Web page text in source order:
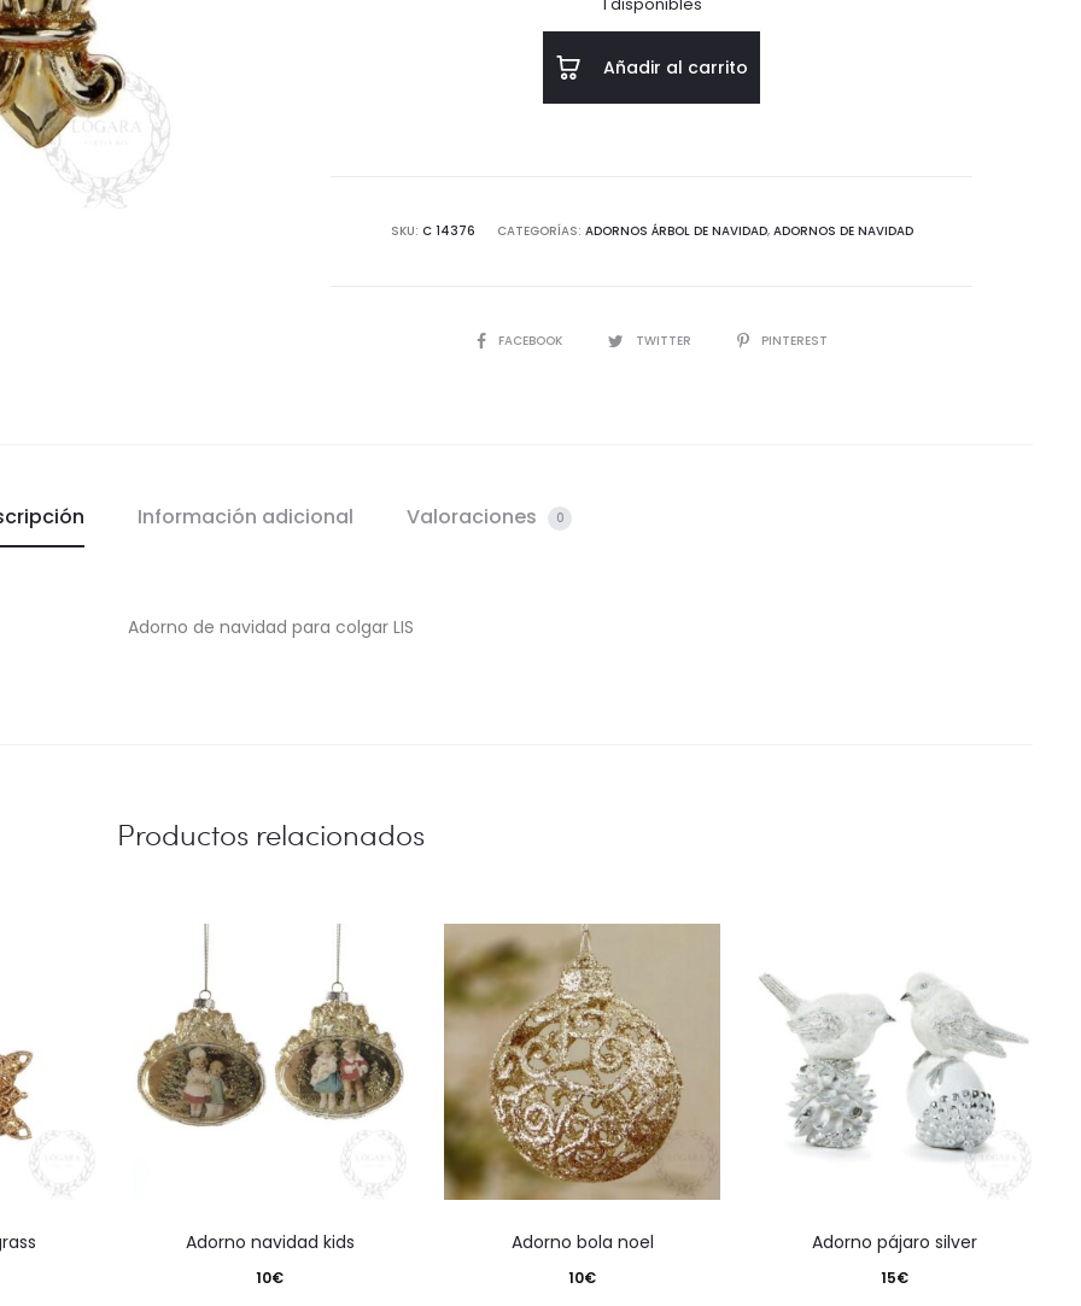
Añadir al carrito
SKU: C 14376 CATEGORÍAS: ADORNOS ÁRBOL DE NAVIDAD, ADORNOS DE NAVIDAD
COMPARTIR
FACEBOOK TWITTER PINTEREST
Información adicional Valoraciones 0
Adorno de navidad para colgar LIS
Productos relacionados
adorno navidad kids
10€
adorno bola noel
10€
adorno pájaro silver
15€